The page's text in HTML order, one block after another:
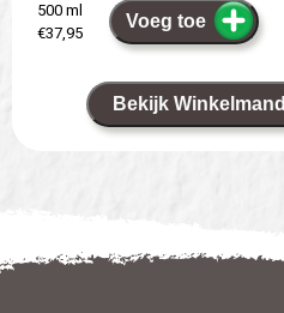
500 ml
€37,95
Voeg toe
Bekijk Winkelmand